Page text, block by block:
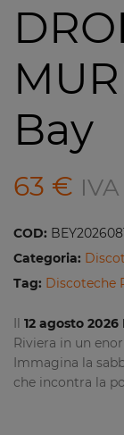
Bay
63 €
COD:
Categoria:
Tag: Discoteche
Il 12 agosto 2026
Riviera in un
Immagina la
che incontra la